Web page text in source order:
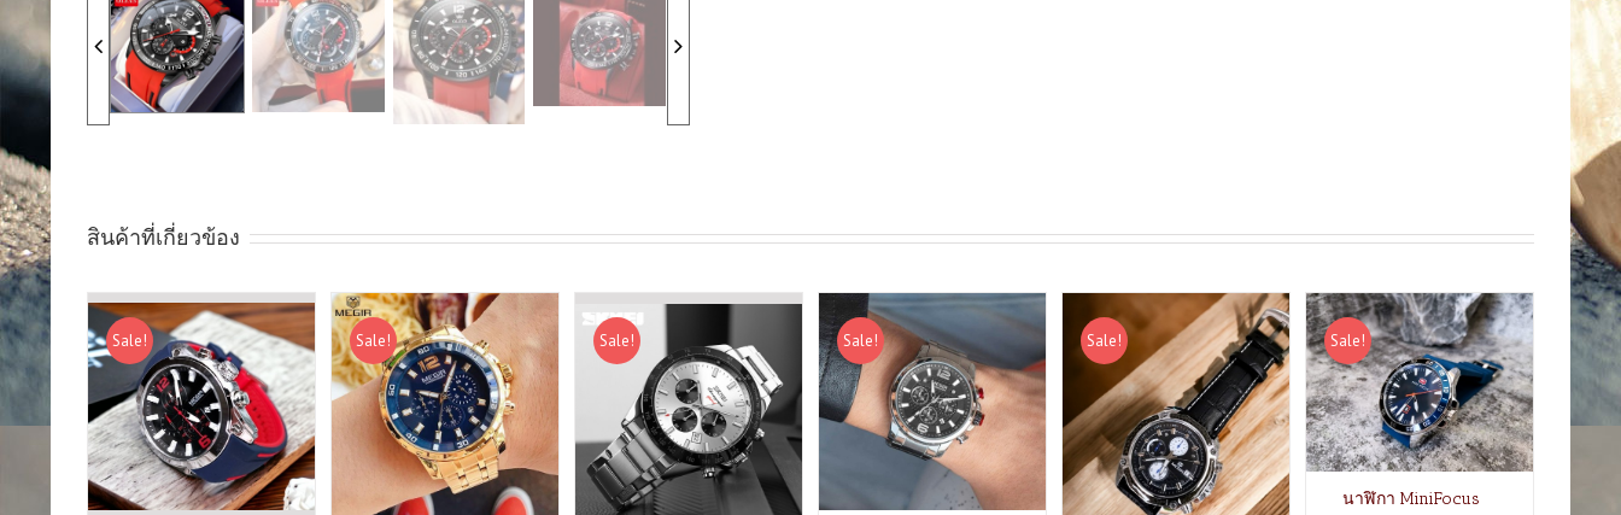
สินค้าที่เกี่ยวข้อง
Sale! Sale! Sale! Sale! Sale! Sale!
นาฬิกา MiniFocus